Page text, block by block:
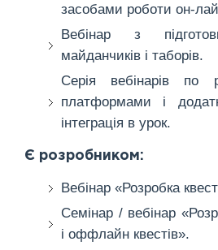
засобами роботи он-
Вебінар з
майданчиків і таборів.
Серія вебінарів по
платформами і
інтеграція в урок.
Є розробником:
Вебінар «Розробка
Семінар / вебінар
і оффлайн квестів».